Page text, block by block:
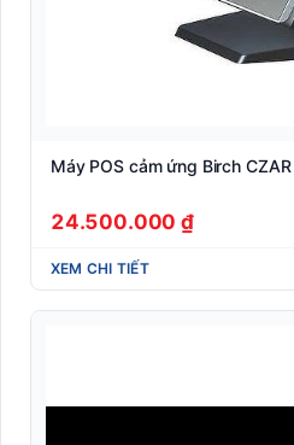
Máy POS cảm ứng Birch
24.500.000 ₫
XEM CHI TIẾT